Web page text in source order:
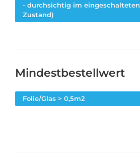
- durchsichtig im eingeschalteten
Zustand)
Mindestbestellwert
Folie/Glas > 0,5m2